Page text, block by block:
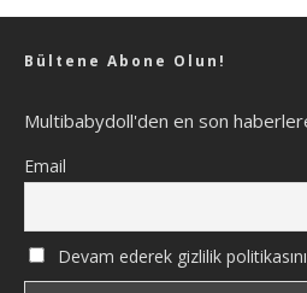
Bültene Abone Olun!
Multibabydoll'den en son
Email
Devam ederek gizlilik